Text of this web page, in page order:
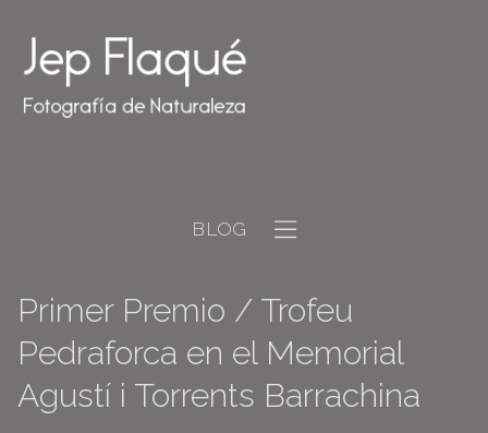
BLOG
Primer Premio / Trofeu
Pedraforca en el Memorial
Agustí i Torrents Barrachina